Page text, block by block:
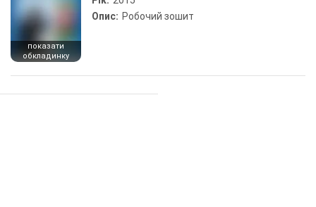
показати
обкладинку
Опис: Робочий зошит